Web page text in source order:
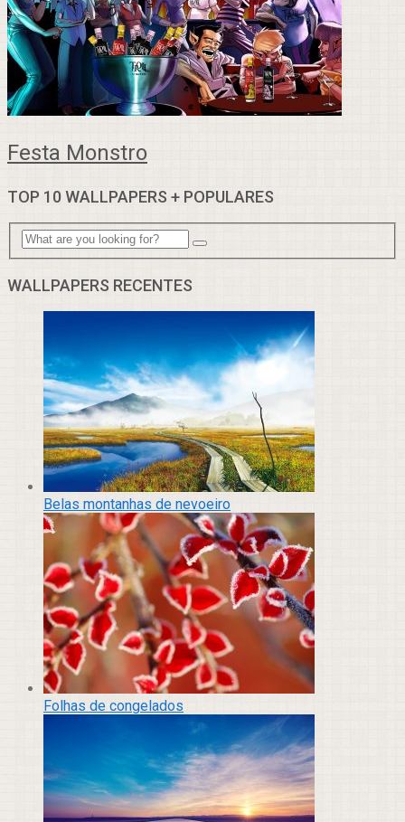
Festa Monstro
TOP 10 WALLPAPERS + POPULARES
WALLPAPERS RECENTES
Belas montanhas de nevoeiro
Folhas de congelados